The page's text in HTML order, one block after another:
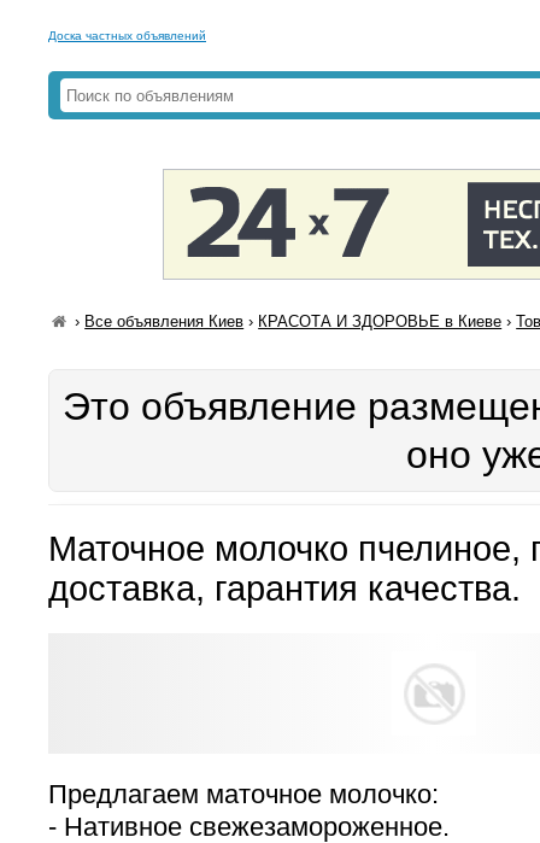
Доска частных объявлений
› Все объявления Киев › КРАСОТА И ЗДОРОВЬЕ в Киеве ›
Это объявление
оно
Маточное молочко пчелиное,
доставка, гарантия качества.
Предлагаем маточное молочко:
- Нативное свежезамороженное.